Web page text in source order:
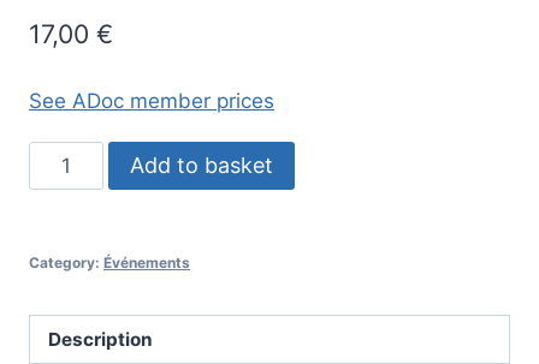
17,00 €
See ADoc member prices
ADoC
Axe
at
🪓
quantity
Add to basket
Category: Événements
Description